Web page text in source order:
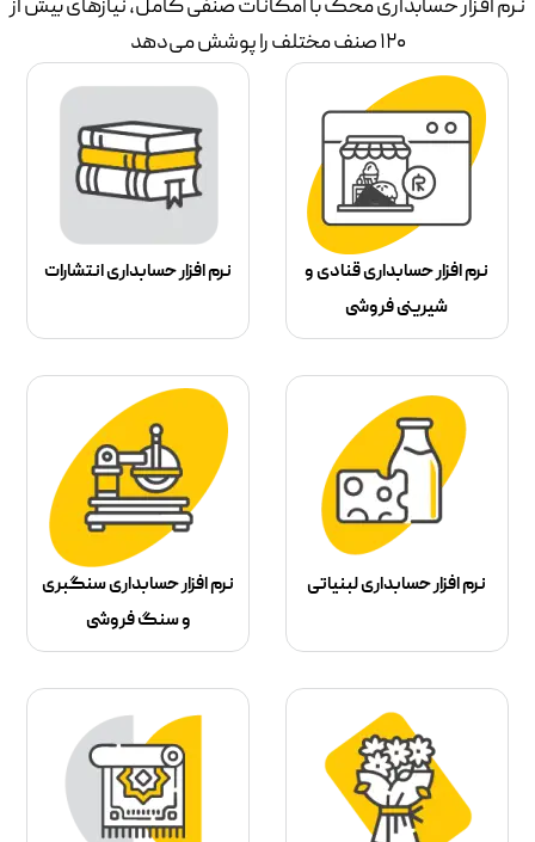
نرم افزار حسابداری محک با امکانات صنفی کامل، نیازهای بیش از
۱۲۰ صنف مختلف را پوشش می‌دهد
نرم افزار حسابداری قنادی و
شیرینی فروشی
نرم افزار حسابداری انتشارات
نرم افزار حسابداری لبنیاتی
نرم افزار حسابداری سنگبری
و سنگ فروشی